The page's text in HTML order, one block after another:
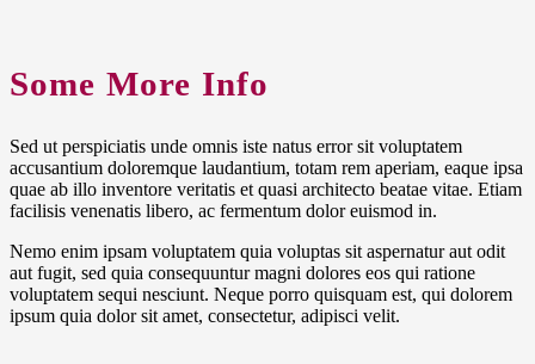
Some More Info
Sed ut perspiciatis unde omnis iste natus error sit voluptatem
accusantium doloremque laudantium, totam rem aperiam, eaque ipsa
quae ab illo inventore veritatis et quasi architecto beatae vitae. Etiam
facilisis venenatis libero, ac fermentum dolor euismod in.
Nemo enim ipsam voluptatem quia voluptas sit aspernatur aut odit
aut fugit, sed quia consequuntur magni dolores eos qui ratione
voluptatem sequi nesciunt. Neque porro quisquam est, qui dolorem
ipsum quia dolor sit amet, consectetur, adipisci velit.